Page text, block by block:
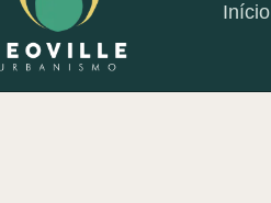
Início